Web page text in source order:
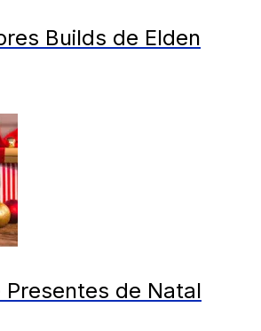
Builds de Elden
Presentes de Natal